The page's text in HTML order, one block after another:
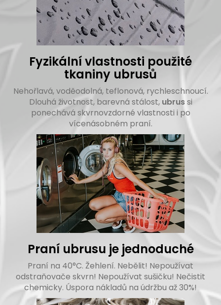
Fyzikální vlastnosti použité
tkaniny ubrusů
Nehořlavá, voděodolná, teflonová, rychleschnoucí.
Dlouhá životnost, barevná stálost, ubrussi
ponechává skvrnovzdorné vlastnosti i po
vícenásobném praní.
Praní ubrusu je jednoduché
Praní na 40°C. Žehlení. Nebělit! Nepoužívat
odstraňovače skvrn! Nepoužívat sušičku! Nečistit
chemicky. Úspora nákladů na údržbu až 30%!